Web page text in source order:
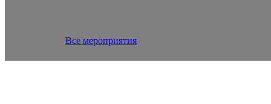
Все мероприятия